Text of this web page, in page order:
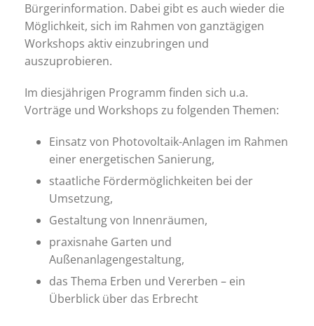
Bürgerinformation. Dabei gibt es auch wieder die
Möglichkeit, sich im Rahmen von ganztägigen
Workshops aktiv einzubringen und
auszuprobieren.
Im diesjährigen Programm finden sich u.a.
Vorträge und Workshops zu folgenden Themen:
Einsatz von Photovoltaik-Anlagen im Rahmen
einer energetischen Sanierung,
staatliche Fördermöglichkeiten bei der
Umsetzung,
Gestaltung von Innenräumen,
praxisnahe Garten und
Außenanlagengestaltung,
das Thema Erben und Vererben – ein
Überblick über das Erbrecht